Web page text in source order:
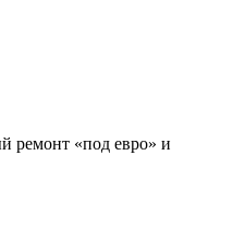
ремонт «под евро» и